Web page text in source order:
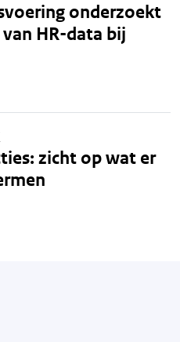
onderzoekt
HR-data bij
zicht op wat er